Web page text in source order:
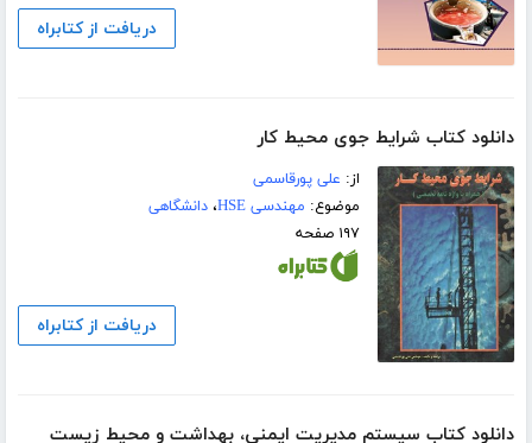
دریافت از کتابراه
دانلود کتاب شرایط جوی محیط کار
از: علی پورقاسمی
موضوع: مهندسی HSE ،دانشگاهی
۱۹۷ صفحه
دریافت از کتابراه
دانلود کتاب سیستم مدیریت ایمنی، بهداشت و محیط زیست